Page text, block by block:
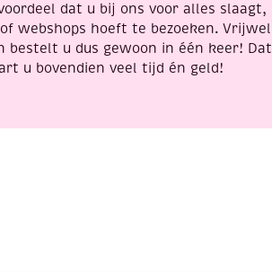
dat u bij ons voor alles slaagt,
webshops hoeft te bezoeken. Vrijwel
bestelt u dus gewoon in één keer! Dat
u bovendien veel tijd én geld!